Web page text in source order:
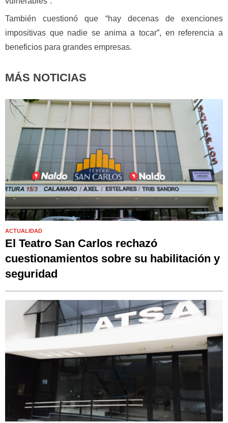
También cuestionó que “hay decenas de exenciones
impositivas que nadie se anima a tocar”, en referencia a
beneficios para grandes empresas.
MÁS NOTICIAS
ACTUALIDAD
El Teatro San Carlos rechazó
cuestionamientos sobre su habilitación y
seguridad